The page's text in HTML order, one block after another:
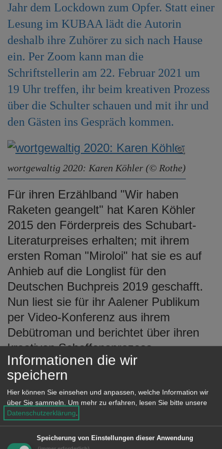
Jahr dem Lockdown zum Opfer. Statt einer
Lesung im KUBAA lädt die Autorin
deshalb ihre Zuhörer zu sich nach Hause
ein. Per Zoom kann man die
Schriftstellerin am 22. Februar 2021 um
19 Uhr treffen, ihr beim kreativen Prozess
über die Schulter schauen und mit ihr und
den Gästen ins Gespräch kommen.
wortgewaltig 2020: Karen Köhler (© Rothe)
Für ihren Erzählband "Wir haben
Raketen geangelt" hat Karen Köhler
2015 den Förderpreis des Schubart-
Literaturpreises erhalten; mit ihrem
ersten Roman "Miroloi" hat sie es auf
Anhieb auf die Longlist für den
Deutschen Buchpreis 2019 geschafft.
Nun liest sie für ihr Aalener Publikum
per Video-Konferenz aus ihrem
Debütroman und berichtet über ihren
kreativen Schaffensprozess.
In "Miroloi" erzählt eine namenlose
junge Frau vom Leben in einer
theokratischen Gesellschaft auf einer
von der restlichen Welt streng
abgeschotteten Insel. Während
Informationen die wir
speichern
Hier können Sie einsehen und anpassen, welche Information wir
über Sie sammeln. Um mehr zu erfahren, lesen Sie bitte unsere
Datenschutzerklärung.
Speicherung von Einstellungen dieser Anwendung